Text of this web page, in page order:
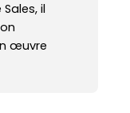
il
œuvre